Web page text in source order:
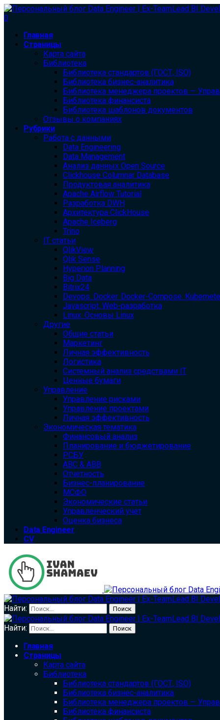
0
Главная
Страницы
Карта сайта
Библиотека
Библиотека cтандартов (ГОСТ, ISO)
Библиотека бизнес-аналитика
Библиотека менеджера проектов —
Библиотека финансиста
Библиотека шаблонов документов
Отзывы о компаниях
Рубрики
Работа с данными
Data Engineering
Data Management
Анализ данных Open Source
Clickhouse Columnar Database
Продуктовая аналитика
Apache Airflow Tutorial
Разработка DWH
Архитектура ClickHouse
Apache Iceberg
Trino
IT статьи
QlikView
Qlik Sense
Hyperion Planning
Big Data
Bitrix24
Devops. Docker. Docker-Compose.
Javascript. Web-разработка
Linux. Основы Linux
Другие
Общие статьи
Маркетинг
Личная эффективность
Логистика
Системный анализ средствами IT
Ценные бумаги
Управление
Управление рисками
Управление проектами
Личная эффективность
Экономическая тематика
Финансовый анализ
Планирование и бюджетирование
РСБУ
ABC & ABB
Отчетность
Бизнес-планирование
МСФО
Экономические статьи
Управленческий учет
Оценка бизнеса
Data Engineer
CV
Найти:
Найти:
Главная
Страницы
Карта сайта
Библиотека
Библиотека cтандартов (ГОСТ, ISO)
Библиотека бизнес-аналитика
Библиотека менеджера проектов —
Библиотека финансиста